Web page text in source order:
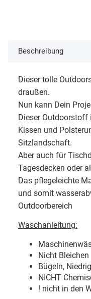
Beschreibung
Dieser tolle
draußen.
Nun kann Dein
Dieser Outdoorstoff
Kissen und
Sitzlandschaft.
Aber auch für
Tagesdecken oder
Das pflegeleichte
und somit
Outdoorbereich
Waschanleitung:
Nicht Bleichen
Bügeln,
NICHT
! nicht in den